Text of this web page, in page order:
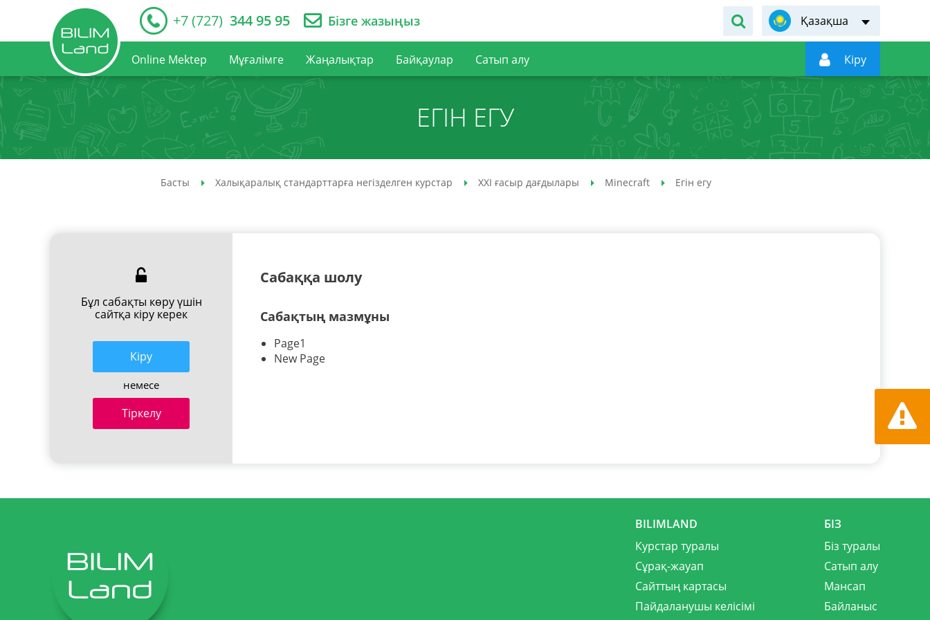
+7 (727) 344 95 95 Бізге жазыңыз Қазақша
Online Mektep Мұғалімге Жаңалықтар Байқаулар Сатып алу  Кiру
ЕГІН ЕГУ
Басты Халықаралық стандарттарға негізделген курстар XXI ғасыр дағдылары Minecraft Егін егу
Бұл сабақты көру үшін
сайтқа кіру керек
Кiру
немесе
Тіркелу
Сабаққа шолу
Сабақтың мазмұны
Page1
New Page
Қате
BILIMLAND
Курстар туралы
Сұрақ-жауап
Сайттың картасы
Пайдаланушы келісімі
БІЗ
Біз туралы
Сатып алу
Мансап
Байланыс